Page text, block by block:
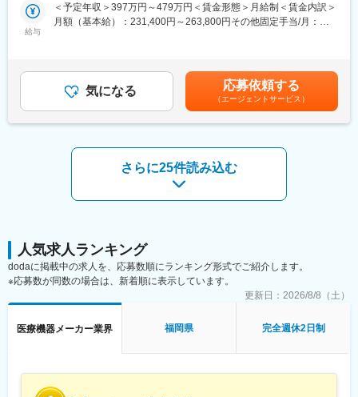
千葉県柏市にある研修施設でサービスエンジニアとしての研修実
施の場合があります。また、ビジネス基礎力向上のため富士フイ
変更の範囲：会社の定める業務
ート）をしていただきます。
明会/プレゼンの補助、集金、メンテナンス、備品配送、深耕開拓
など
■業務量は多く、範囲も広いですが、その分自分自身の市場価値を
【入社後の流れ・研修】
■入社から1年ほどは、OJTでの研修期間となります（※個人により
OJT期間は変動があります）。
■入社後、2週間程度は導入研修としてパースジャパンの理解を深
めていただきます。
■3～5年後には、独り立ちしていただけるようにサポートいたし
ます。
【ポジションの魅力】
■当社の主力サービスの一つである病院のベッドサイドのテレビシ
NO1の実績を誇ります。業界NO1でなければ経験できない仕事が
入院時のアメニティサービスを定額で利用できるPERSpayや病院
Wi-Fiサービス、入院環境をよりよくしていただく【ファシリティ
給与
＜予定年収＞397万円～479万円＜賃金形態＞月給制＜賃金内訳＞
月額（基本給）：231,400円～263,800円その他固定手当/月：
額であり、選考を通じて上下する可能性があります。月給(月額)は
固定手当を含めた表記です。
気になる 応募依頼する
（エージェントサービス）
さらに25件読み込む
人気求人ランキング
dodaに掲載中の求人を、応募数順にランキング形式でご紹介します。
※応募数が同数の場合は、新着順に表示しています。
更新日： 2026/8/8（土）
医療機器メーカー業界 福岡県 完全週休2日制